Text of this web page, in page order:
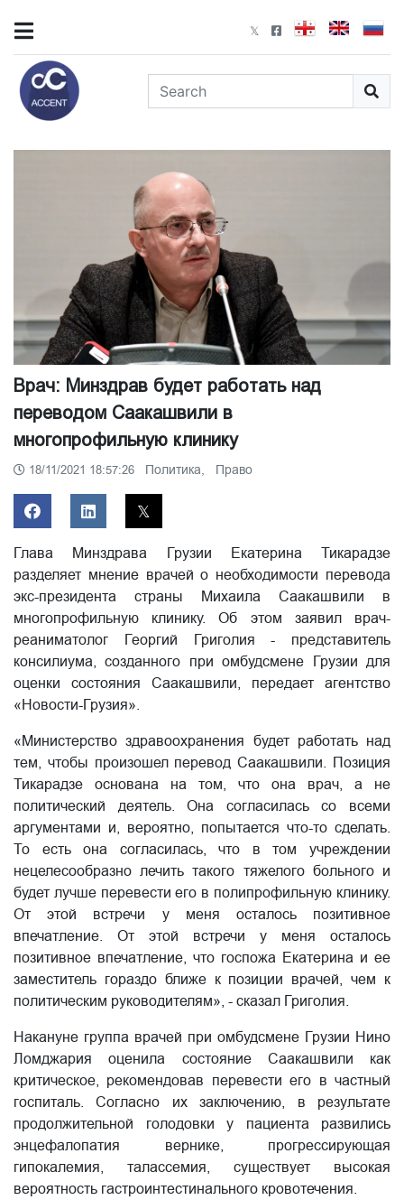
Врач: Минздрав будет работать над
переводом Саакашвили в
многопрофильную клинику
18/11/2021 18:57:26 Политика, Право
Глава Минздрава Грузии Екатерина Тикарадзе
разделяет мнение врачей о необходимости перевода
экс-президента страны Михаила Саакашвили в
многопрофильную клинику. Об этом заявил врач-
реаниматолог Георгий Григолия - представитель
консилиума, созданного при омбудсмене Грузии для
оценки состояния Саакашвили, передает агентство
«Новости-Грузия».
«Министерство здравоохранения будет работать над
тем, чтобы произошел перевод Саакашвили. Позиция
Тикарадзе основана на том, что она врач, а не
политический деятель. Она согласилась со всеми
аргументами и, вероятно, попытается что-то сделать.
То есть она согласилась, что в том учреждении
нецелесообразно лечить такого тяжелого больного и
будет лучше перевести его в полипрофильную клинику.
От этой встречи у меня осталось позитивное
впечатление. От этой встречи у меня осталось
позитивное впечатление, что госпожа Екатерина и ее
заместитель гораздо ближе к позиции врачей, чем к
политическим руководителям», - сказал Григолия.
Накануне группа врачей при омбудсмене Грузии Нино
Ломджария оценила состояние Саакашвили как
критическое, рекомендовав перевести его в частный
госпиталь. Согласно их заключению, в результате
продолжительной голодовки у пациента развились
энцефалопатия вернике, прогрессирующая
гипокалемия, талассемия, существует высокая
вероятность гастроинтестинального кровотечения.